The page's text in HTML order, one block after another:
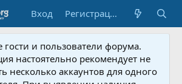
Вход Регистрация
и пользователи форума.
настоятельно рекомендует не
несколько аккаунтов для одного